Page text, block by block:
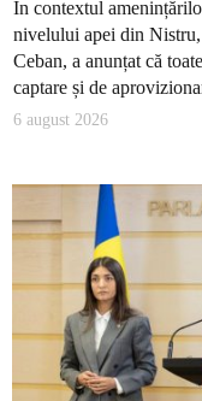
În contextul
nivelului apei din
Ceban, a anunțat că
captare și de
6 august 2026